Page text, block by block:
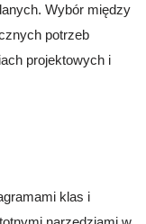
Wybór między
potrzeb
projektowych i
klas i